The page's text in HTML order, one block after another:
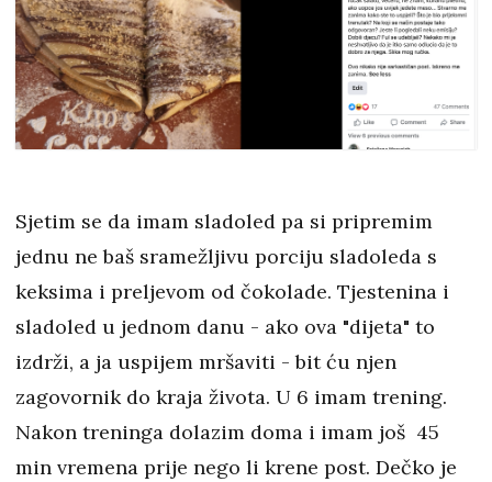
Sjetim se da imam sladoled pa si pripremim
jednu ne baš sramežljivu porciju sladoleda s
keksima i preljevom od čokolade. Tjestenina i
sladoled u jednom danu - ako ova "dijeta" to
izdrži, a ja uspijem mršaviti - bit ću njen
zagovornik do kraja života. U 6 imam trening.
Nakon treninga dolazim doma i imam još 45
min vremena prije nego li krene post. Dečko je